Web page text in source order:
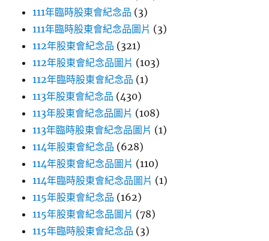
111年臨時股東會紀念品 (3)
111年臨時股東會紀念品圖片 (3)
112年股東會紀念品 (321)
112年股東會紀念品圖片 (103)
112年臨時股東會紀念品 (1)
113年股東會紀念品 (430)
113年股東會紀念品圖片 (108)
113年臨時股東會紀念品圖片 (1)
114年股東會紀念品 (628)
114年股東會紀念品圖片 (110)
114年臨時股東會紀念品圖片 (1)
115年股東會紀念品 (162)
115年股東會紀念品圖片 (78)
115年臨時股東會紀念品 (3)